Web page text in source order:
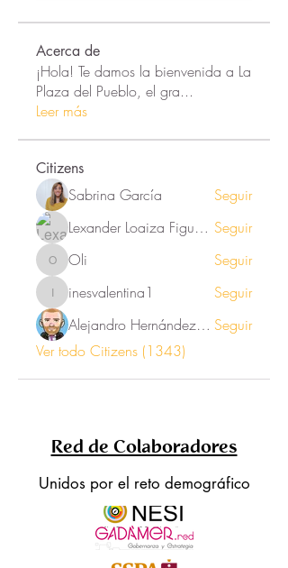
Acerca de
¡Hola! Te damos la bienvenida a La
Plaza del Pueblo, el gra...
Leer más
Citizens
Sabrina García
Seguir
Lexander Loaiza Figueroa Seguir
Oli Oli Seguir
inesvalentina1
inesvalentina1
Seguir
Alejandro Hernández Renner Seguir
Ver todo Citizens (1343)
Red de Colaboradores
Unidos por el reto demográfico